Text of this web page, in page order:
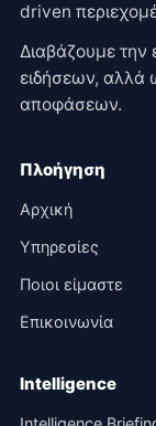
driven
Διαβάζουμε την
ειδήσεων, αλλά
αποφάσεων.
Πλοήγηση
Αρχική
Υπηρεσίες
Ποιοι είμαστε
Επικοινωνία
Intelligence